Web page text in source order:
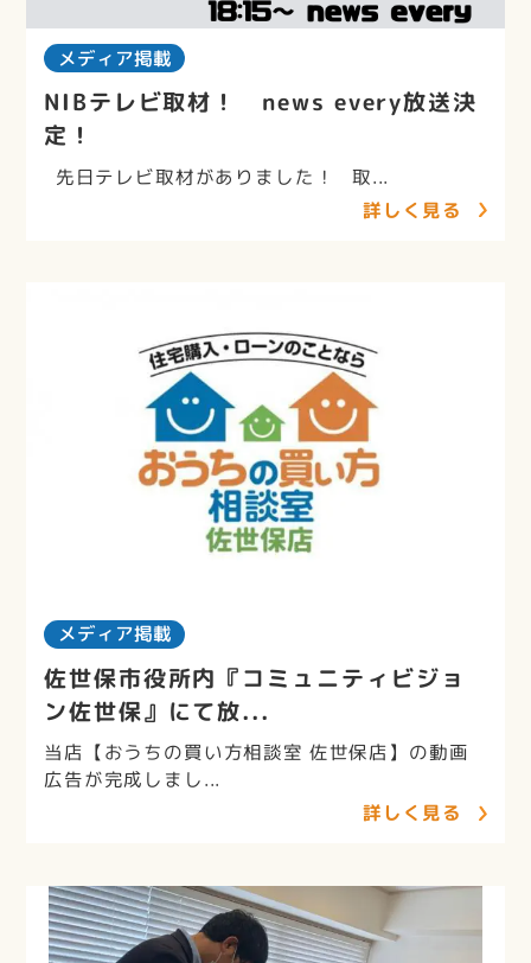
メディア掲載
NIBテレビ取材！ news every放送決
定！
先日テレビ取材がありました！ 取...
詳しく見る
メディア掲載
佐世保市役所内『コミュニティビジョ
ン佐世保』にて放...
当店【おうちの買い方相談室 佐世保店】の動画
広告が完成しまし...
詳しく見る